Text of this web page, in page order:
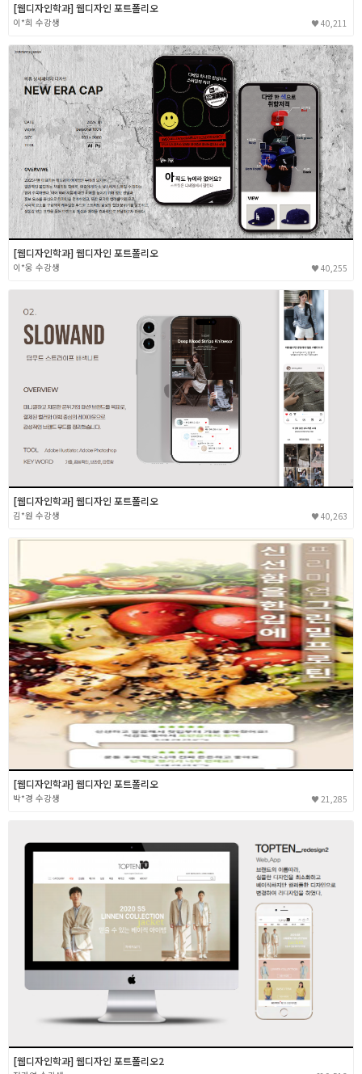
[웹디자인학과] 웹디자인 포트폴리오
이*희 40,211
[웹디자인학과] 웹디자인 포트폴리오
이*웅 40,255
[웹디자인학과] 웹디자인 포트폴리오
김*원 40,263
[웹디자인학과] 웹디자인 포트폴리오
박*경 21,285
[웹디자인학과] 웹디자인 포트폴리오2